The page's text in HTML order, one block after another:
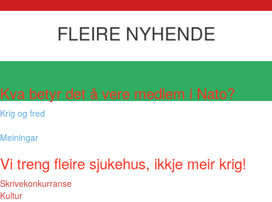
FLEIRE NYHENDE
Kva betyr det å vere medlem i Nato?
Krig og fred
Meiningar
Vi treng fleire sjukehus, ikkje meir krig!
Skrivekonkurranse
Kultur